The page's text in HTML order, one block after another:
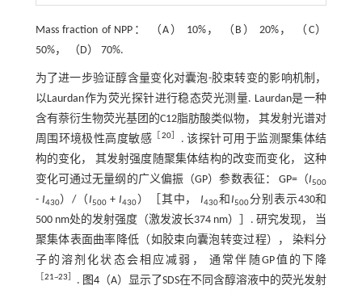
Mass fraction of NPP： （A） 10%， （B） 20%， （C）
50%， （D） 70%.
为了进一步验证醇含量变化对囊泡-胶束转变的影响机制，
以Laurdan作为荧光探针进行稳态荧光测量. Laurdan是一种
含有萘衍生物荧光基团的C12脂肪酸类似物， 其发射光谱对
周围环境极性高度敏感
20］
. 该探针可用于监测聚集体结
构的变化， 其发射强度随聚集体结构的改变而变化， 这种
变化可通过无量纲的广义偏振（GP）参数表征： GP=（I500
- I430）/（I500 + I430）［其中，I430和I500分别表示430和
500 nm处的发射强度（激发波长374 nm）］. 研究发现， 当
聚集体表面曲率降低（如胶束向囊泡转变过程）， 染料分
子的溶剂化状态会相应减弱， 通常伴随GP值的下降
21~23 . 图4（A）显示了SDS在不同含醇溶液中的荧光发射